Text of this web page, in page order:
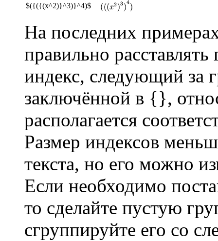
$({({(x^2)}^3)}^4)$
На последних
правильно
индекс, следующий за
заключённой в {},
располагается
Размер индексов
текста, но его можно
Если необходимо
то сделайте пустую
сгруппируйте его со